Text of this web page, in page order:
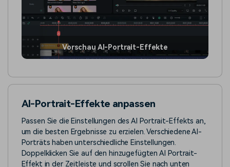
Vorschau AI-Portrait-Effekte
AI-Portrait-Effekte anpassen
Passen Sie die Einstellungen des AI Portrait-Effekts an,
um die besten Ergebnisse zu erzielen. Verschiedene AI-
Porträts haben unterschiedliche Einstellungen.
Doppelklicken Sie auf den hinzugefügten AI Portrait-
Effekt in der Zeitleiste und scrollen Sie nach unten